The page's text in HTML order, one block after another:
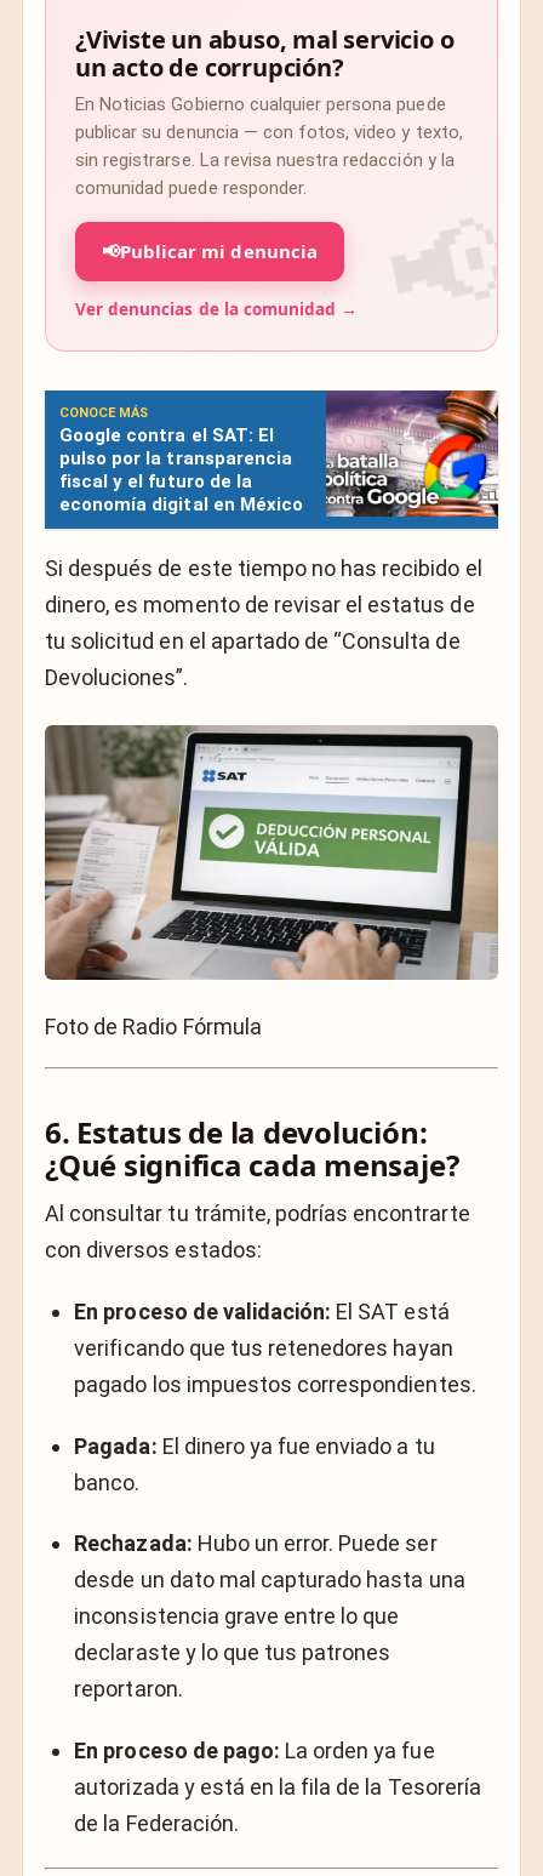
¿Viviste un abuso, mal servicio o
un acto de corrupción?
En Noticias Gobierno cualquier persona puede
publicar su denuncia — con fotos, video y texto,
sin registrarse. La revisa nuestra redacción y la
comunidad puede responder.
📢Publicar mi denuncia
Ver denuncias de la comunidad →
CONOCE MÁS
Google contra el SAT: El
pulso por la transparencia
fiscal y el futuro de la
economía digital en México
Si después de este tiempo no has recibido el
dinero, es momento de revisar el estatus de
tu solicitud en el apartado de “Consulta de
Devoluciones”.
Foto de Radio Fórmula
6. Estatus de la devolución:
¿Qué significa cada mensaje?
Al consultar tu trámite, podrías encontrarte
con diversos estados:
En proceso de validación: El SAT está
verificando que tus retenedores hayan
pagado los impuestos correspondientes.
Pagada: El dinero ya fue enviado a tu
banco.
Rechazada: Hubo un error. Puede ser
desde un dato mal capturado hasta una
inconsistencia grave entre lo que
declaraste y lo que tus patrones
reportaron.
En proceso de pago: La orden ya fue
autorizada y está en la fila de la Tesorería
de la Federación.